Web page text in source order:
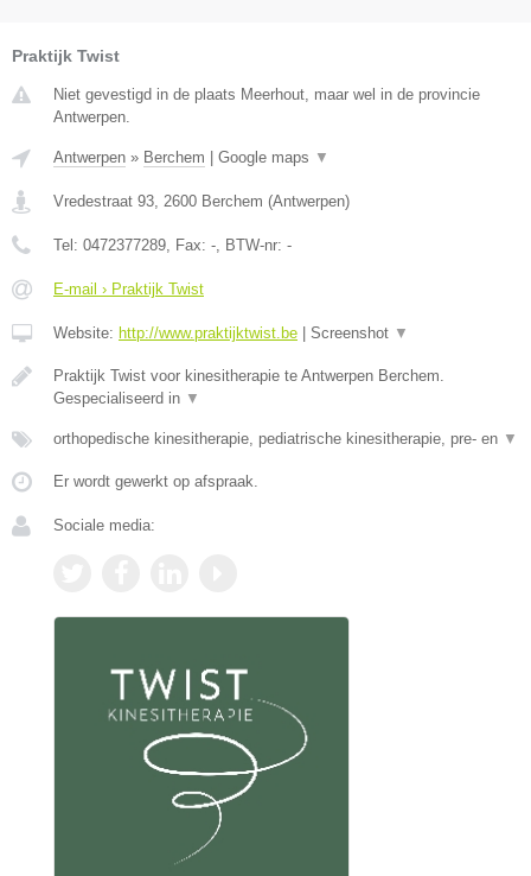
Praktijk Twist
Niet gevestigd in de plaats Meerhout, maar wel in de provincie
Antwerpen.
Antwerpen » Berchem Google maps ▼
Vredestraat 93, 2600 Berchem (Antwerpen)
Tel: 0472377289, Fax: -, BTW-nr: -
E-mail › Praktijk Twist
Website: http://www.praktijktwist.be Screenshot ▼
Praktijk Twist voor kinesitherapie te Antwerpen Berchem.
Gespecialiseerd in ▼
orthopedische kinesitherapie, pediatrische kinesitherapie, pre- en ▼
Er wordt gewerkt op afspraak.
Sociale media: